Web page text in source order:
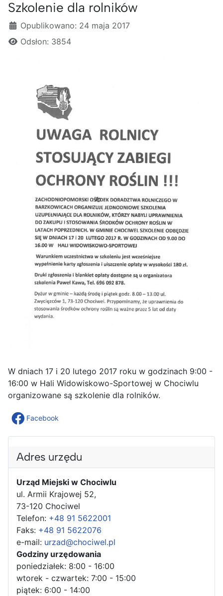
Szkolenie dla rolników
Szczegóły
Opublikowano: 24 maja 2017
Odsłon: 3854
W dniach 17 i 20 lutego 2017 roku w godzinach 9:00 -
16:00 w Hali Widowiskowo-Sportowej w Chociwlu
organizowane są szkolenie dla rolników.
Facebook
Adres urzędu
Urząd Miejski w Chociwlu
ul. Armii Krajowej 52,
73-120 Chociwel
Telefon: +48 91 5622001
Faks: +48 91 5622076
e-mail: urzad@chociwel.pl
Godziny urzędowania
poniedziałek: 8:00 - 16:00
wtorek - czwartek: 7:00 - 15:00
piątek: 6:00 - 14:00